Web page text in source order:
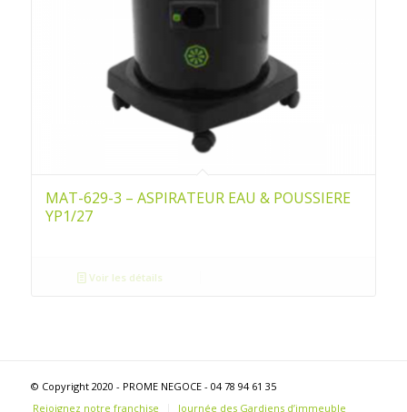
MAT-629-3 – ASPIRATEUR EAU & POUSSIERE
YP1/27
Voir les détails
© Copyright 2020 - PROME NEGOCE - 04 78 94 61 35
Rejoignez notre franchise
Journée des Gardiens d’immeuble